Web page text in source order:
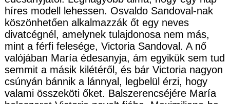
híres modell lehessen. Osvaldo Sandoval-nak
köszönhetően alkalmazzák őt egy neves
divatcégnél, amelynek tulajdonosa nem más,
mint a férfi felesége, Victoria Sandoval. A nő
valójában María édesanyja, ám egyikük sem tud
semmit a másik kilétéről, és bár Victoria nagyon
csúnyán bánnik a lánnyal, legbelül érzi, hogy
valami összeköti őket. Balszerencséjére María